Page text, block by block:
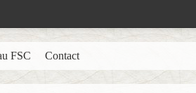
FSC Contact